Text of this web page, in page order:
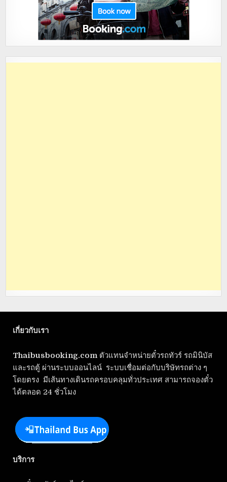
เกี่ยวกับเรา
Thaibusbooking.com ตัวแทนจำหน่ายตั๋วรถทัวร์ รถมินิบัส
และรถตู้ ผ่านระบบออนไลน์ ระบบเชื่อมต่อกับบริษัทรถต่าง ๆ
โดยตรง มีเส้นทางเดินรถครอบคลุมทั่วประเทศ สามารถจองตั๋ว
ได้ตลอด 24 ชั่วโมง
บริการ